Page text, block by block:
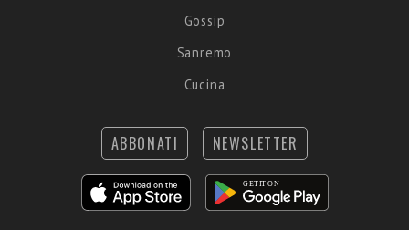
Gossip
Sanremo
Cucina
ABBONATI NEWSLETTER